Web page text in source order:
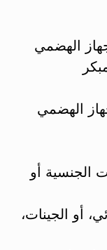
الهضمي
الهضمي
الجنسية أو
أو الجينات،